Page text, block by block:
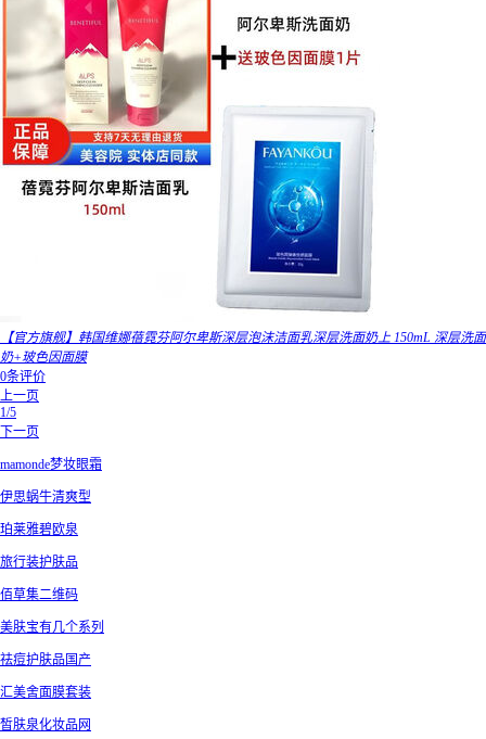
【官方旗舰】韩国维娜蓓霓芬阿尔卑斯深层泡沫洁面乳深层洗面奶上 150mL 深层洗面
奶+玻色因面膜
0条评价
上一页
1/5
下一页
mamonde梦妆眼霜
伊思蜗牛清爽型
珀莱雅碧欧泉
旅行装护肤品
佰草集二维码
美肤宝有几个系列
祛痘护肤品国产
汇美舍面膜套装
皙肤泉化妆品网